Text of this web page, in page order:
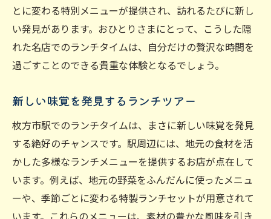
とに変わる特別メニューが提供され、訪れるたびに新し
い発見があります。おひとりさまにとって、こうした隠
れた名店でのランチタイムは、自分だけの贅沢な時間を
過ごすことのできる貴重な体験となるでしょう。
新しい味覚を発見するランチツアー
枚方市駅でのランチタイムは、まさに新しい味覚を発見
する絶好のチャンスです。駅周辺には、地元の食材を活
かした多様なランチメニューを提供するお店が点在して
います。例えば、地元の野菜をふんだんに使ったメニュ
ーや、季節ごとに変わる特製ランチセットが用意されて
います。これらのメニューは、素材の豊かな風味を引き